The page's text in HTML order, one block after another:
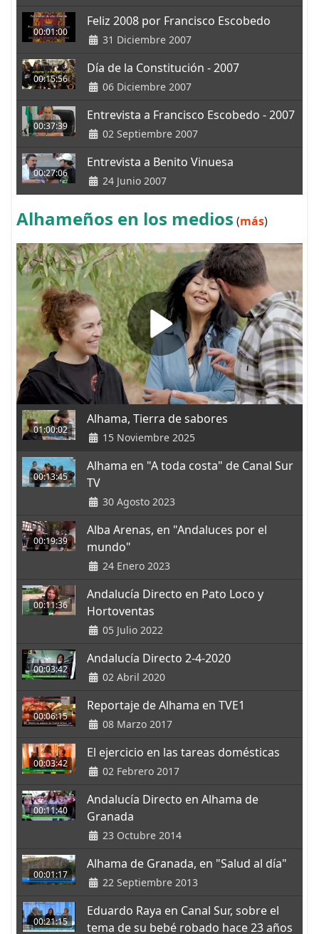
00:01:00
Feliz 2008 por Francisco Escobedo
31 Diciembre 2007
00:15:56
Día de la Constitución - 2007
06 Diciembre 2007
00:37:39
Entrevista a Francisco Escobedo - 2007
02 Septiembre 2007
00:27:06
Entrevista a Benito Vinuesa
24 Junio 2007
Alhameños en los medios (más)
01:00:02
Alhama, Tierra de sabores
15 Noviembre 2025
00:13:45
Alhama en "A toda costa" de Canal Sur
TV
30 Agosto 2023
00:19:39
Alba Arenas, en "Andaluces por el
mundo"
24 Enero 2023
00:11:36
Andalucía Directo en Pato Loco y
Hortoventas
05 Julio 2022
00:03:42
Andalucía Directo 2-4-2020
02 Abril 2020
00:06:15
Reportaje de Alhama en TVE1
08 Marzo 2017
00:03:42
El ejercicio en las tareas domésticas
02 Febrero 2017
00:11:40
Andalucía Directo en Alhama de
Granada
23 Octubre 2014
00:01:17
Alhama de Granada, en "Salud al día"
22 Septiembre 2013
00:21:15
Eduardo Raya en Canal Sur, sobre el
tema de su bebé robado hace 23 años